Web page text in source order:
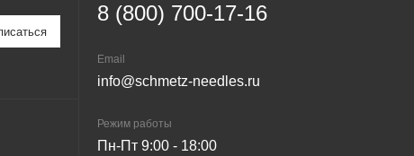
8 (800) 700-17-16
Email
info@schmetz-needles.ru
Режим работы
Пн-Пт 9:00 - 18:00